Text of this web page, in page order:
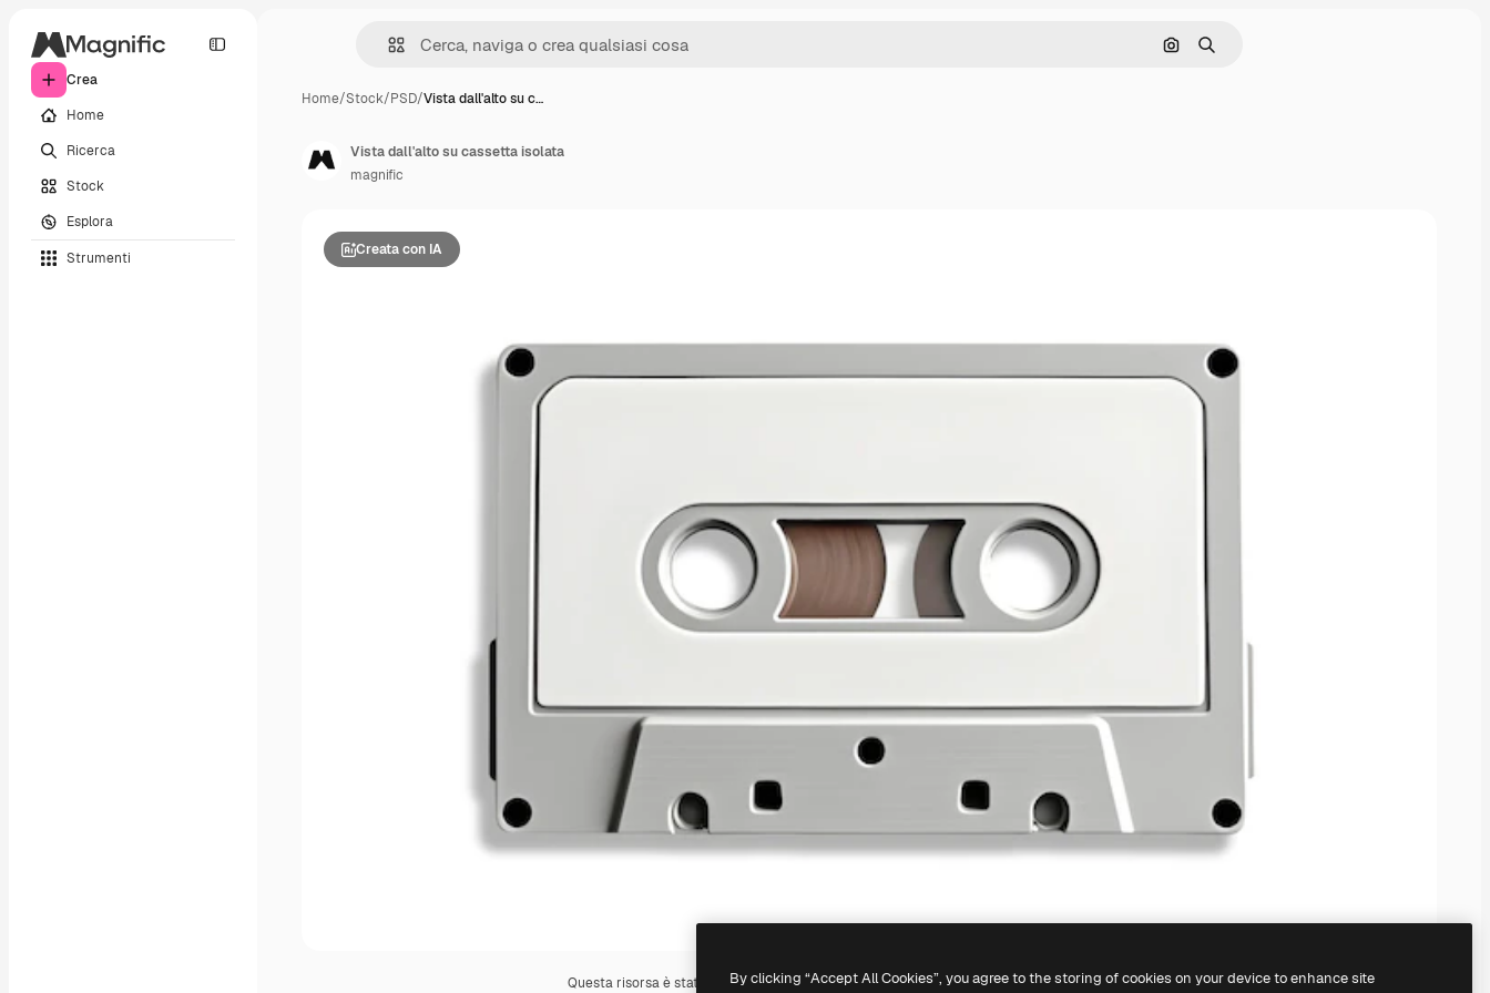
Crea
Home
Ricerca
Stock
Esplora
Strumenti
Cerca per immagine
Ricerca
Home/Stock/PSD/Vista dall'alto su c…
Creata con IA
Questa risorsa è stata generata con l' IA. Creane una tua utilizzando il generatore di immagini IA.
Vista dall'alto su cassetta isolata
magnific
By clicking “Accept All Cookies”, you agree to the storing of cookies on your device to enhance site